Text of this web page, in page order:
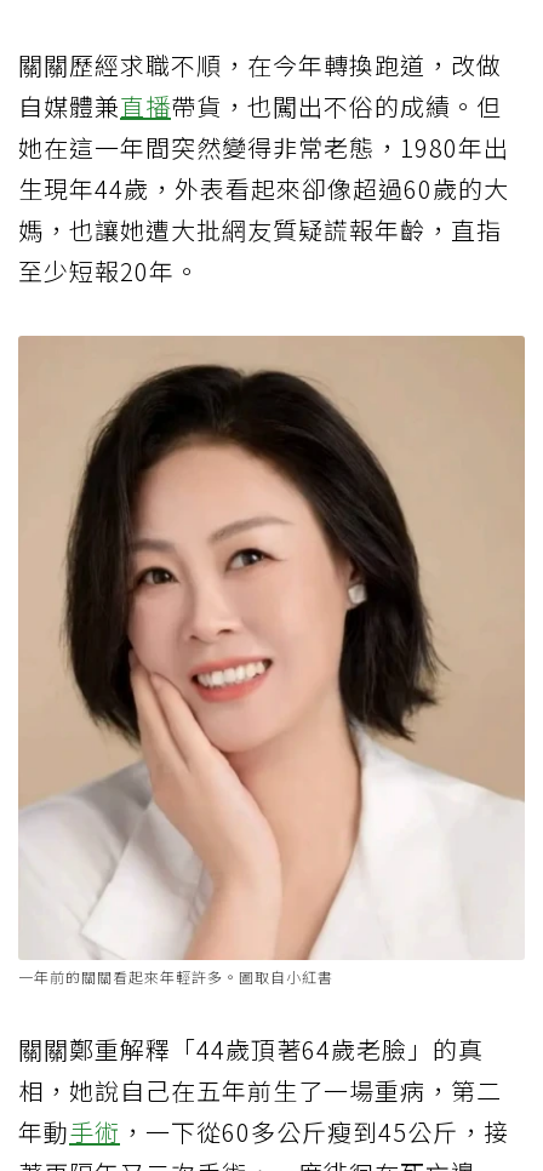
關關歷經求職不順，在今年轉換跑道，改做
自媒體兼直播帶貨，也闖出不俗的成績。但
她在這一年間突然變得非常老態，1980年出
生現年44歲，外表看起來卻像超過60歲的大
媽，也讓她遭大批網友質疑謊報年齡，直指
至少短報20年。
一年前的關關看起來年輕許多。圖取自小紅書
關關鄭重解釋「44歲頂著64歲老臉」的真
相，她說自己在五年前生了一場重病，第二
年動手術 ，一下從60多公斤瘦到45公斤，接